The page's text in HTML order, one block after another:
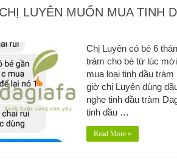
LUYÊN MUỐN MUA TINH
Chị Luyên có bé 6
tràm cho bé từ lúc
mua loại tinh dầu
giờ chị Luyên dùng
nghe tinh dầu tràm
tinh dầu …
Read More »